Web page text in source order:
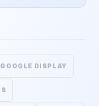
GOOGLE DISPLAY